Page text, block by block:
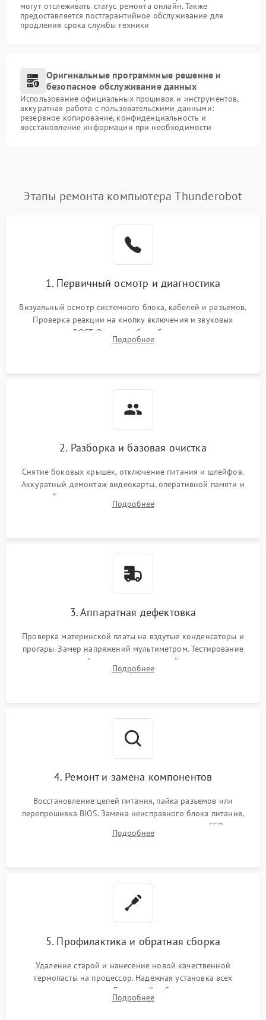
могут отслеживать статус ремонта онлайн. Также
предоставляется постгарантийное обслуживание для
продления срока службы техники
Оригинальные программные решение и
безопасное обслуживание данных
Использование официальных прошивок и инструментов,
аккуратная работа с пользовательскими данными:
резервное копирование, конфиденциальность и
восстановление информации при необходимости
Этапы ремонта компьютера Thunderobot
1. Первичный осмотр и диагностика
Визуальный осмотр системного блока, кабелей и разъемов.
Проверка реакции на кнопку включения и звуковых
сигналов POST. Оценка работы блока питания для
локализации базовых неисправностей без полного разбора.
Подробнее
2. Разборка и базовая очистка
Снятие боковых крышек, отключение питания и шлейфов.
Аккуратный демонтаж видеокарты, оперативной памяти и
кулеров. Тщательная очистка корпуса и радиаторов от пыли
с помощью сжатого воздуха для предотвращения
Подробнее
3. Аппаратная дефектовка
Проверка материнской платы на вздутые конденсаторы и
прогары. Замер напряжений мультиметром. Тестирование
оперативной памяти и накопителей с помощью
диагностического ПО для выявления сбойных секторов и
Подробнее
4. Ремонт и замена компонентов
Восстановление цепей питания, пайка разъемов или
перепрошивка BIOS. Замена неисправного блока питания,
видеокарты, процессора или установка нового SSD для
восстановления и повышения скорости работы системы.
Подробнее
5. Профилактика и обратная сборка
Удаление старой и нанесение новой качественной
термопасты на процессор. Надежная установка всех
комплектующих в слоты. Грамотный кабель-менеджмент для
обеспечения правильной циркуляции воздуха внутри
Подробнее